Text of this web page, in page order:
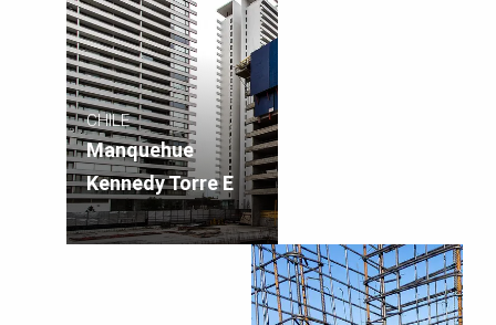
CHILE
Manquehue
Kennedy Torre E